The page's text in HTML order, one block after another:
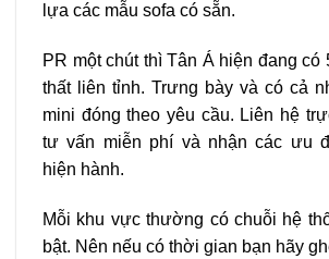
lựa các mẫu sofa có sẵn.
PR một chút thì Tân Á hiện đang có
thất liên tỉnh. Trưng bày và có cả
mini đóng theo yêu cầu. Liên hệ
tư vấn miễn phí và nhận các ưu
hiện hành.
Mỗi khu vực thường có chuỗi hệ
bật. Nên nếu có thời gian bạn hãy